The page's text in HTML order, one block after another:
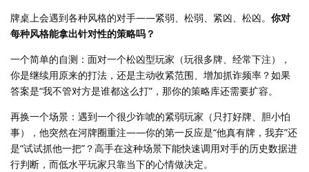
牌桌上会遇到各种风格的对手——紧弱、松弱、紧凶、松凶。 你对
每种风格能拿出针对性的策略吗？
一个简单的自测：面对一个松凶型玩家（玩很多牌、经常下注），
你是继续用原来的打法，还是主动收紧范围、增加抓诈频率？如果
答案是“我不管对方是谁都这么打”，那你的策略库还需要扩容。
再换一个场景：遇到一个很少诈唬的紧弱玩家（只打好牌、胆小怕
事），他突然在河牌圈重注——你的第一反应是“他真有牌，我弃”还
是“试试抓他一把”？高手在这种场景下能快速调用对手的历史数据进
行判断，而低水平玩家只靠当下的心情做决定。